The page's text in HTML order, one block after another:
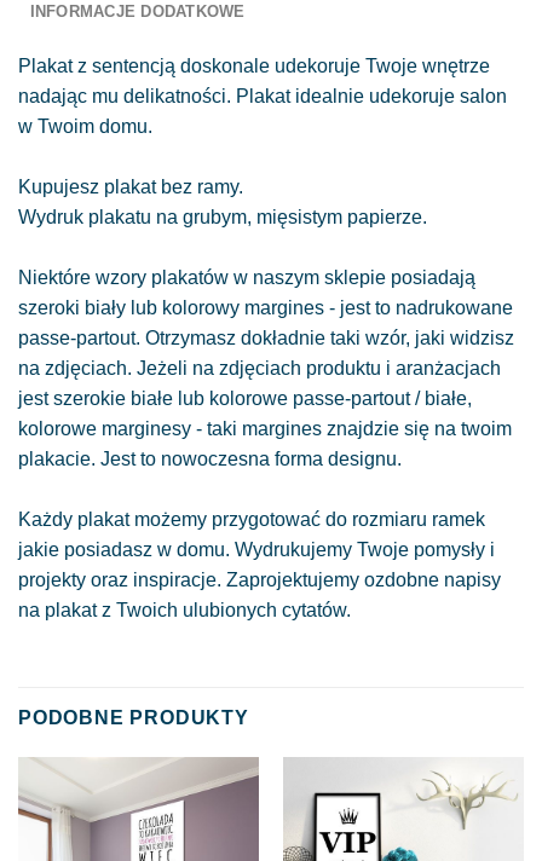
INFORMACJE DODATKOWE
Plakat z sentencją doskonale udekoruje Twoje wnętrze
nadając mu delikatności. Plakat idealnie udekoruje salon
w Twoim domu.
Kupujesz plakat bez ramy.
Wydruk plakatu na grubym, mięsistym papierze.
Niektóre wzory plakatów w naszym sklepie posiadają
szeroki biały lub kolorowy margines - jest to nadrukowane
passe-partout. Otrzymasz dokładnie taki wzór, jaki widzisz
na zdjęciach. Jeżeli na zdjęciach produktu i aranżacjach
jest szerokie białe lub kolorowe passe-partout / białe,
kolorowe marginesy - taki margines znajdzie się na twoim
plakacie. Jest to nowoczesna forma designu.
Każdy plakat możemy przygotować do rozmiaru ramek
jakie posiadasz w domu. Wydrukujemy Twoje pomysły i
projekty oraz inspiracje. Zaprojektujemy ozdobne napisy
na plakat z Twoich ulubionych cytatów.
PODOBNE PRODUKTY